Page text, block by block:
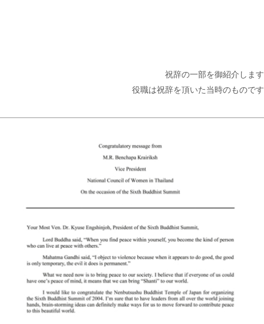
祝辞の一部を御紹介します
役職は祝辞を頂いた当時のものです